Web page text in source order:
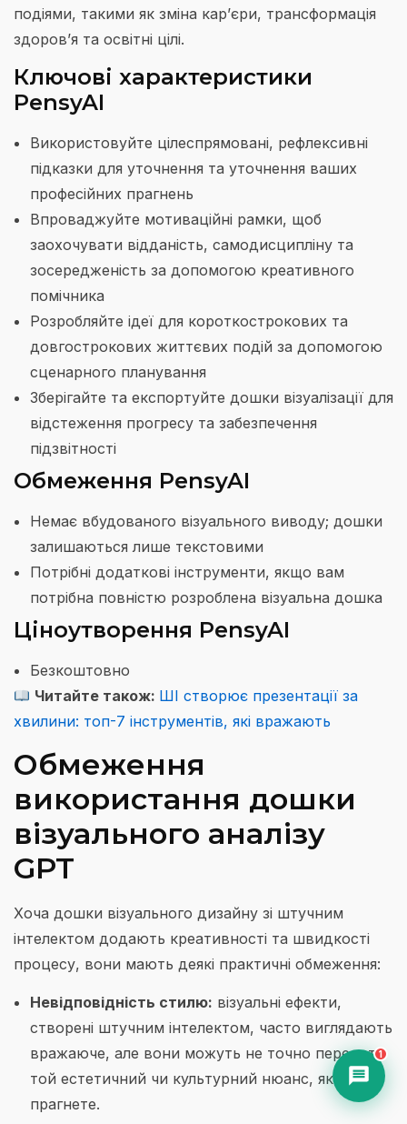
подіями, такими як зміна кар’єри, трансформація
здоров’я та освітні цілі.
Ключові характеристики
PensyAI
Використовуйте цілеспрямовані, рефлексивні
підказки для уточнення та уточнення ваших
професійних прагнень
Впроваджуйте мотиваційні рамки, щоб
заохочувати відданість, самодисципліну та
зосередженість за допомогою креативного
помічника
Розробляйте ідеї для короткострокових та
довгострокових життєвих подій за допомогою
сценарного планування
Зберігайте та експортуйте дошки візуалізації для
відстеження прогресу та забезпечення
підзвітності
Обмеження PensyAI
Немає вбудованого візуального виводу; дошки
залишаються лише текстовими
Потрібні додаткові інструменти, якщо вам
потрібна повністю розроблена візуальна дошка
Ціноутворення PensyAI
Безкоштовно
Читайте також: ШІ створює презентації за
хвилини: топ-7 інструментів, які вражають
Обмеження
використання дошки
візуального аналізу
GPT
Хоча дошки візуального дизайну зі штучним
інтелектом додають креативності та швидкості
процесу, вони мають деякі практичні обмеження:
Невідповідність стилю: візуальні ефекти,
створені штучним інтелектом, часто виглядають
вражаюче, але вони можуть не точно передати
той естетичний чи культурний нюанс, якого ви
прагнете.
1